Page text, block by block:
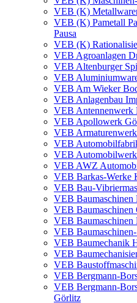
VEB (K)
VEB (K) Pametall
Pausa
VEB (K)
VEB Agroanlagen
VEB Altenburger
VEB
VEB Am Wieker
VEB Anlagenbau
VEB Antennenwerk
VEB Apollowerk
VEB
VEB
VEB Automobilwerk
VEB AWZ
VEB Barkas-Werke
VEB Bau-
VEB Baumaschinen
VEB Baumaschinen
VEB Baumaschinen
VEB
VEB Baumechanik
VEB
VEB
VEB Bergmann-
VEB Bergmann-
Görlitz